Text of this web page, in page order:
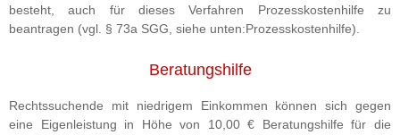
besteht, auch für dieses Verfahren Prozesskostenhilfe zu
beantragen (vgl. § 73a SGG, siehe unten:Prozesskostenhilfe).
Beratungshilfe
Rechtssuchende mit niedrigem Einkommen können sich gegen
eine Eigenleistung in Höhe von 10,00 € Beratungshilfe für die